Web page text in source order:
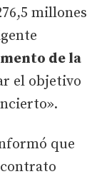
millones
de la
el objetivo
que